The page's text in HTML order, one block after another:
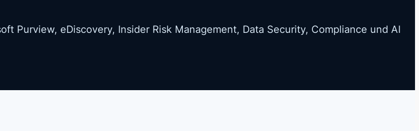
Purview, eDiscovery, Insider Risk Management, Data Security, Compliance und AI